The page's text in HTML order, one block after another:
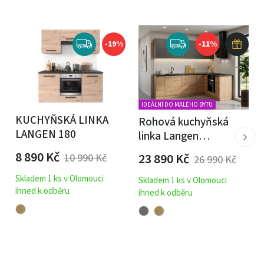
Veškeré komponenty jsou dodávané v DEMONTU.
Poznámka:
Samostatné dvířka pro myčku nebo samostatná
pracovní deska nelze vložit do košíku.V případě
zájmu jen o toto příslušenství nás neváhejte
kontaktovat.
-19%
KUCHYŇSKÁ LINKA
LANGEN 180
8 890Kč 10 990Kč
Skladem 1 ks v Olomouci
ihned k odběru
-11%
IDEÁLNÍ DO MALÉHO BYTU
Rohová kuchyňská
linka Langen
240x180cm
23 890Kč 26 990Kč
Skladem 1 ks v Olomouci
ihned k odběru